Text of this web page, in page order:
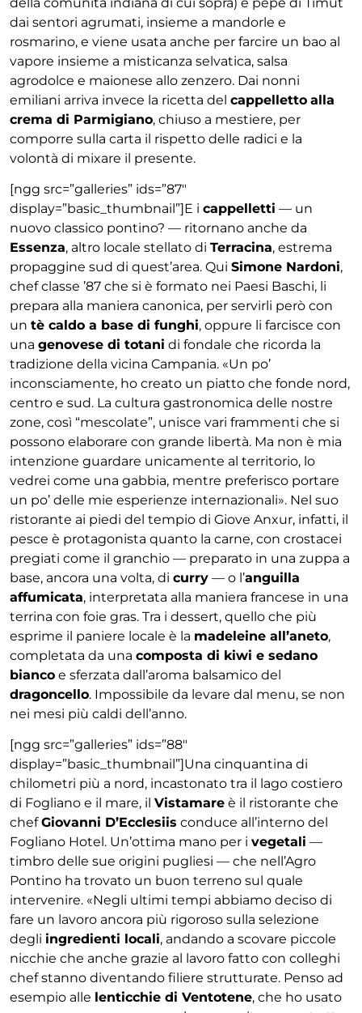
dai sentori agrumati, insieme a mandorle e
rosmarino, e viene usata anche per farcire un bao al
vapore insieme a misticanza selvatica, salsa
agrodolce e maionese allo zenzero. Dai nonni
emiliani arriva invece la ricetta del cappelletto alla
crema di Parmigiano, chiuso a mestiere, per
comporre sulla carta il rispetto delle radici e la
volontà di mixare il presente.
[ngg src=”galleries” ids=”87″
display=”basic_thumbnail”]E i cappelletti — un
nuovo classico pontino? — ritornano anche da
Essenza, altro locale stellato di Terracina, estrema
propaggine sud di quest’area. Qui Simone Nardoni,
chef classe ’87 che si è formato nei Paesi Baschi, li
prepara alla maniera canonica, per servirli però con
un tè caldo a base di funghi, oppure li farcisce con
una genovese di totani di fondale che ricorda la
tradizione della vicina Campania. «Un po’
inconsciamente, ho creato un piatto che fonde nord,
centro e sud. La cultura gastronomica delle nostre
zone, così “mescolate”, unisce vari frammenti che si
possono elaborare con grande libertà. Ma non è mia
intenzione guardare unicamente al territorio, lo
vedrei come una gabbia, mentre preferisco portare
un po’ delle mie esperienze internazionali». Nel suo
ristorante ai piedi del tempio di Giove Anxur, infatti, il
pesce è protagonista quanto la carne, con crostacei
pregiati come il granchio — preparato in una zuppa a
base, ancora una volta, di curry — o l’anguilla
affumicata, interpretata alla maniera francese in una
terrina con foie gras. Tra i dessert, quello che più
esprime il paniere locale è la madeleine all’aneto,
completata da una composta di kiwi e sedano
bianco e sferzata dall’aroma balsamico del
dragoncello. Impossibile da levare dal menu, se non
nei mesi più caldi dell’anno.
[ngg src=”galleries” ids=”88″
display=”basic_thumbnail”]Una cinquantina di
chilometri più a nord, incastonato tra il lago costiero
di Fogliano e il mare, il Vistamare è il ristorante che
chefGiovanni D’Ecclesiis conduce all’interno del
Fogliano Hotel. Un’ottima mano per i vegetali —
timbro delle sue origini pugliesi — che nell’Agro
Pontino ha trovato un buon terreno sul quale
intervenire. «Negli ultimi tempi abbiamo deciso di
fare un lavoro ancora più rigoroso sulla selezione
degli ingredienti locali, andando a scovare piccole
nicchie che anche grazie al lavoro fatto con colleghi
chef stanno diventando filiere strutturate. Penso ad
esempio alle lenticchie di Ventotene, che ho usato